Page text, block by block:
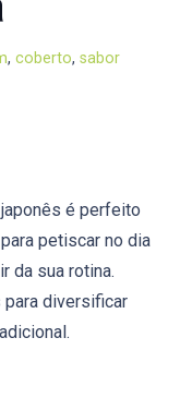
, coberto, sabor
é perfeito
petiscar no dia
da sua rotina.
diversificar